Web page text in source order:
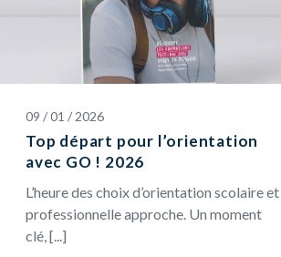
09 / 01 / 2026
Top départ pour l’orientation
avec GO ! 2026
L’heure des choix d’orientation scolaire et
professionnelle approche. Un moment
clé, [...]